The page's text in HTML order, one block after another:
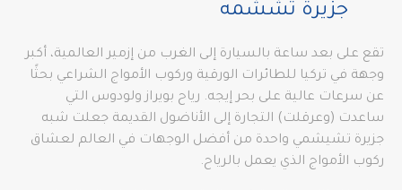
جزيرة تششمه
تقع على بعد ساعة بالسيارة إلى الغرب من إزمير العالمية، أكبر
وجهة في تركيا للطائرات الورقية وركوب الأمواج الشراعي بحثًا
عن سرعات عالية على بحر إيجه. رياح بويراز ولودوس التي
ساعدت (وعرقلت) التجارة إلى الأناضول القديمة جعلت شبه
جزيرة تشيشمي واحدة من أفضل الوجهات في العالم لعشاق
ركوب الأمواج الذي يعمل بالرياح.